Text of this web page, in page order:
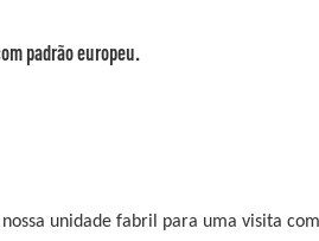
padrão europeu.
unidade fabril para uma visita